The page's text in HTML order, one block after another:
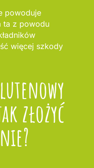
powoduje
ta z powodu
więcej szkody
złożyć